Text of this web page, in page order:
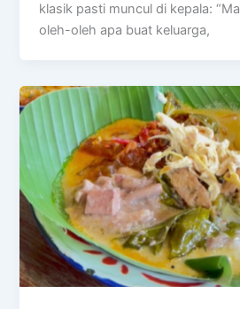
klasik pasti muncul di kepala:
oleh-oleh apa buat keluarga,